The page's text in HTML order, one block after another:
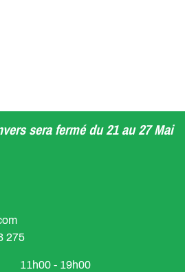
sera fermé du 21 au 27 Mai
275
11h00 - 19h00